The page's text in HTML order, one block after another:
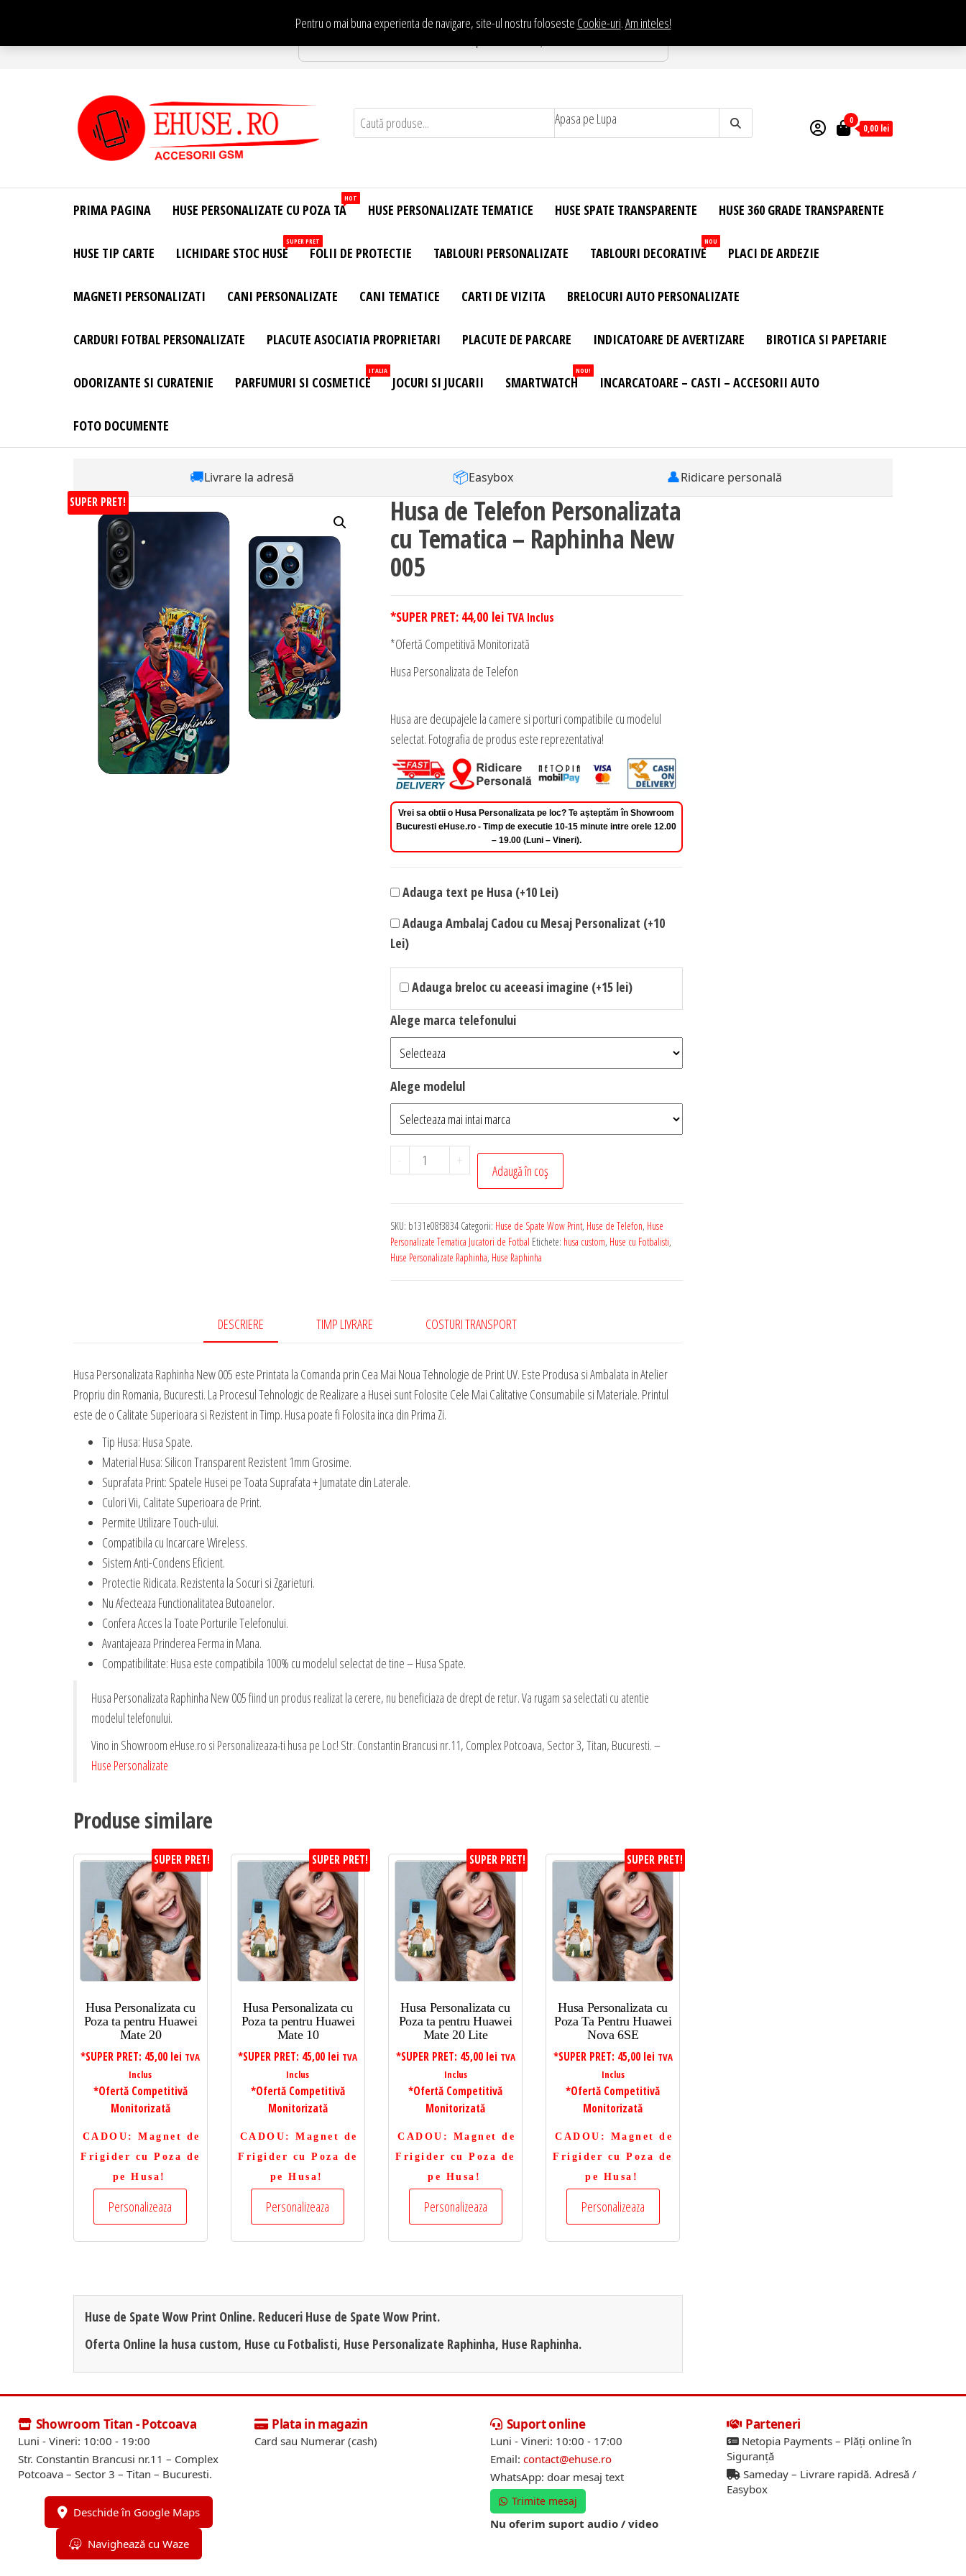
conținut
Pentru o mai buna experienta de navigare, site-ul nostru foloseste Cookie-uri.Am inteles!
Te asteptam in Showroom eHuse.ro
Site Oficial .
Huse
Personalizate
Huse
Personalizate
Telefon –
– Accesorii
Apasa pe Lupa 0
0,00 lei
PRIMA PAGINA HUSE PERSONALIZATE CU POZA TA
HOT
HUSE PERSONALIZATE TEMATICE HUSE SPATE TRANSPARENTE HUSE 360 GRADE TRANSPARENTE
HUSE TIP CARTE LICHIDARE STOC HUSE
SUPER PRET
FOLII DE PROTECTIE TABLOURI PERSONALIZATE TABLOURI DECORATIVE
NOU
PLACI DE ARDEZIE
MAGNETI PERSONALIZATI CANI PERSONALIZATE CANI TEMATICE CARTI DE VIZITA BRELOCURI AUTO PERSONALIZATE
CARDURI FOTBAL PERSONALIZATE PLACUTE ASOCIATIA PROPRIETARI PLACUTE DE PARCARE INDICATOARE DE AVERTIZARE BIROTICA SI PAPETARIE
ODORIZANTE SI CURATENIE PARFUMURI SI COSMETICE
ITALIA
JOCURI SI JUCARII SMARTWATCH
NOU!
INCARCATOARE – CASTI – ACCESORII AUTO
FOTO DOCUMENTE
🚚Livrare la adresă 📦Easybox 👤Ridicare personală
SUPER PRET! Husa de Telefon Personalizata
cu Tematica – Raphinha New
005
*SUPER PRET: 44,00 lei TVA Inclus
*Ofertă Competitivă Monitorizată
Husa Personalizata de Telefon
Husa are decupajele la camere si porturi compatibile cu modelul
selectat. Fotografia de produs este reprezentativa!
Vrei sa obtii o Husa Personalizata pe loc? Te așteptăm în Showroom
Bucuresti eHuse.ro - Timp de executie 10-15 minute intre orele 12.00
– 19.00 (Luni – Vineri).
Adauga text pe Husa (+10 Lei)
Adauga Ambalaj Cadou cu Mesaj Personalizat (+10
Lei)
Adauga breloc cu aceeasi imagine (+15 lei)
Alege marca telefonului
Alege modelul
-
Cantitate
Husa
Personalizata
cu
Raphinha
+
Adaugă în coș
SKU: b131e08f3834 Categorii: Huse de Spate Wow Print, Huse de Telefon, Huse
Personalizate Tematica Jucatori de Fotbal Etichete: husa custom, Huse cu Fotbalisti,
Huse Personalizate Raphinha, Huse Raphinha
DESCRIERE TIMP LIVRARE COSTURI TRANSPORT
Husa Personalizata Raphinha New 005 este Printata la Comanda prin Cea Mai Noua Tehnologie de Print UV. Este Produsa si Ambalata in Atelier
Propriu din Romania, Bucuresti. La Procesul Tehnologic de Realizare a Husei sunt Folosite Cele Mai Calitative Consumabile si Materiale. Printul
este de o Calitate Superioara si Rezistent in Timp. Husa poate fi Folosita inca din Prima Zi.
Tip Husa: Husa Spate.
Material Husa: Silicon Transparent Rezistent 1mm Grosime.
Suprafata Print: Spatele Husei pe Toata Suprafata + Jumatate din Laterale.
Culori Vii, Calitate Superioara de Print.
Permite Utilizare Touch-ului.
Compatibila cu Incarcare Wireless.
Sistem Anti-Condens Eficient.
Protectie Ridicata. Rezistenta la Socuri si Zgarieturi.
Nu Afecteaza Functionalitatea Butoanelor.
Confera Acces la Toate Porturile Telefonului.
Avantajeaza Prinderea Ferma in Mana.
Compatibilitate: Husa este compatibila 100% cu modelul selectat de tine – Husa Spate.
Husa Personalizata Raphinha New 005 fiind un produs realizat la cerere, nu beneficiaza de drept de retur. Va rugam sa selectati cu atentie
modelul telefonului.
Vino in Showroom eHuse.ro si Personalizeaza-ti husa pe Loc! Str. Constantin Brancusi nr.11, Complex Potcoava, Sector 3, Titan, Bucuresti. –
Huse Personalizate
Produse similare
SUPER PRET!
Husa Personalizata cu
Poza ta pentru Huawei
Mate 20
*SUPER PRET: 45,00 lei TVA
Inclus
*Ofertă Competitivă
Monitorizată
CADOU : Magnet de
Frigider cu Poza de
pe Husa!
Personalizeaza
SUPER PRET!
Husa Personalizata cu
Poza ta pentru Huawei
Mate 10
*SUPER PRET: 45,00 lei TVA
Inclus
*Ofertă Competitivă
Monitorizată
CADOU : Magnet de
Frigider cu Poza de
pe Husa!
Personalizeaza
SUPER PRET!
Husa Personalizata cu
Poza ta pentru Huawei
Mate 20 Lite
*SUPER PRET: 45,00 lei TVA
Inclus
*Ofertă Competitivă
Monitorizată
CADOU : Magnet de
Frigider cu Poza de
pe Husa!
Personalizeaza
SUPER PRET!
Husa Personalizata cu
Poza Ta Pentru Huawei
Nova 6SE
*SUPER PRET: 45,00 lei TVA
Inclus
*Ofertă Competitivă
Monitorizată
CADOU : Magnet de
Frigider cu Poza de
pe Husa!
Personalizeaza
Huse de Spate Wow Print Online. Reduceri Huse de Spate Wow Print.
Oferta Online la husa custom, Huse cu Fotbalisti, Huse Personalizate Raphinha, Huse Raphinha.
Showroom Titan - Potcoava
Luni - Vineri: 10:00 - 19:00
Str. Constantin Brancusi nr.11 – Complex
Potcoava – Sector 3 – Titan – Bucuresti.
Deschide în Google Maps
Navighează cu Waze
Plata in magazin
Card sau Numerar (cash)
Suport online
Luni - Vineri: 10:00 - 17:00
Email: contact@ehuse.ro
WhatsApp: doar mesaj text
Trimite mesaj
Nu oferim suport audio / video
Parteneri
Netopia Payments – Plăți online în
Siguranță
Sameday – Livrare rapidă. Adresă /
Easybox